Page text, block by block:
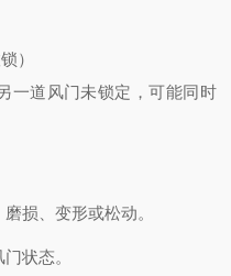
）
一道风门未锁定，可能同时
损、变形或松动。
状态。